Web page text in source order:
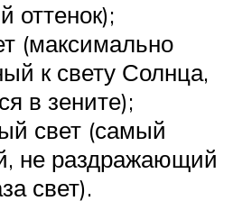
оттенок);
(максимально
к свету Солнца,
в зените);
свет (самый
не раздражающий
свет).